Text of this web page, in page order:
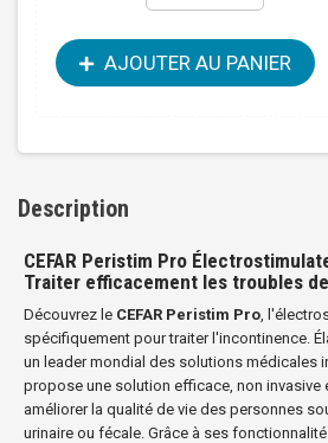
AJOUTER AU PANIER
Description
CEFAR Peristim Pro
Traiter efficacement les troubles
Découvrez le CEFAR Peristim Pro,
spécifiquement pour traiter l'incontinence.
un leader mondial des solutions médicales
propose une solution efficace, non invasive
améliorer la qualité de vie des personnes
urinaire ou fécale. Grâce à ses